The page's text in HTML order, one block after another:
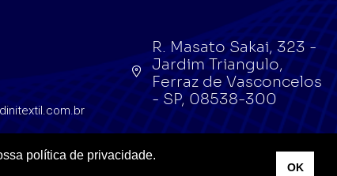
R. Masato Sakai, 323 -
Jardim Triangulo,
Ferraz de Vasconcelos
- SP, 08538-300
política de privacidade.
OK